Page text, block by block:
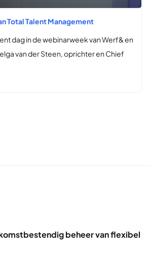
Total Talent Management
dag in de webinarweek van Werf& en
van der Steen, oprichter en Chief
van Olli, in gesprek met Narada
AI kunnen inzetten om
beheer van flexibel